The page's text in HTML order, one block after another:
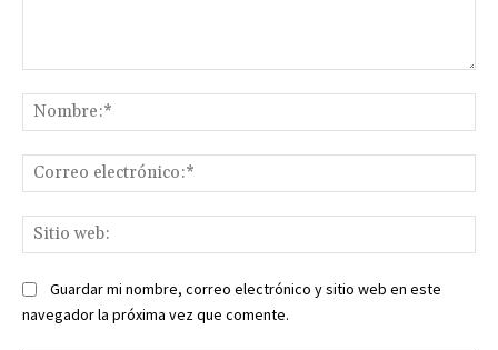
Guardar mi nombre, correo electrónico y sitio web en este
navegador la próxima vez que comente.